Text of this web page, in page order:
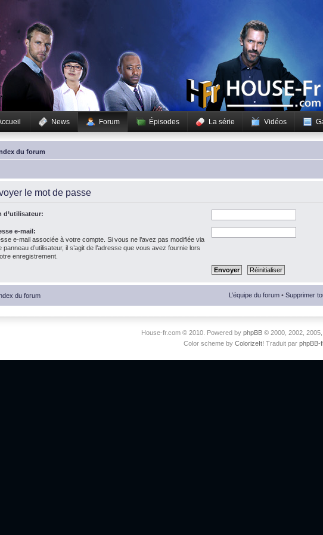
News Forum Épisodes La série Vidéos
du forum
le mot de passe
d’utilisateur:
e-mail:
e-mail associée à votre compte. Si vous ne l’avez pas modifiée via
panneau d’utilisateur, il s’agit de l’adresse que vous avez fournie lors
enregistrement.
du forum L’équipe du forum • Supprimer
House-fr.com © 2010. Powered by phpBB© 2000, 2002, 2005,
Color scheme by ColorizeIt! Traduit par phpBB-